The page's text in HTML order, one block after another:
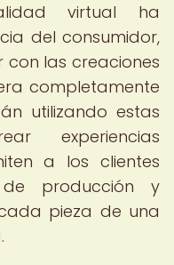
virtual ha
del consumidor,
las creaciones
completamente
utilizando estas
experiencias
a los clientes
producción y
pieza de una